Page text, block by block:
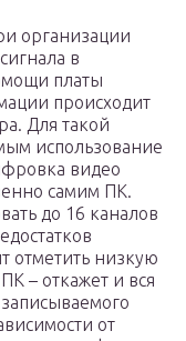
организации
в
платы
происходит
Для такой
использование
видео
самим ПК.
до 16 каналов
отметить низкую
– откажет и вся
от